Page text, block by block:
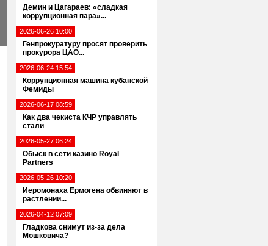
Демин и Цагараев: «сладкая
коррупционная пара»...
2026-06-26 10:00
Генпрокуратуру просят проверить
прокурора ЦАО...
2026-06-24 15:54
Коррупционная машина кубанской
Фемиды
2026-06-17 08:59
Как два чекиста КЧР управлять
стали
2026-05-27 06:24
Обыск в сети казино Royal
Partners
2026-05-26 10:20
Иеромонаха Ермогена обвиняют в
растлении...
2026-04-12 07:09
Гладкова снимут из-за дела
Мошковича?